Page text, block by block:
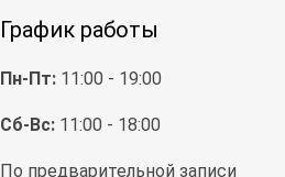
График работы
Пн-Пт: 11:00 - 19:00
Сб-Вс: 11:00 - 18:00
По предварительной записи